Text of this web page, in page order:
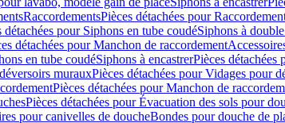
RaccordementsPièces détachées pour
détachées pour Siphons en tube coudéSiphons à
détachées pour Manchon de raccordement
en tube coudéSiphons à encastrerPièces détachées
murauxPièces détachées pour Vidages pour
Pièces détachées pour Manchon de
Pièces détachées pour Évacuation des sols pour
pour canivelles de doucheBondes pour douche de